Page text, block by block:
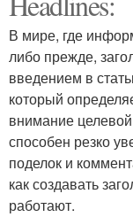
В мире, где
либо прежде,
введением в
который
внимание
способен резко
поделок и
как создавать
работают.